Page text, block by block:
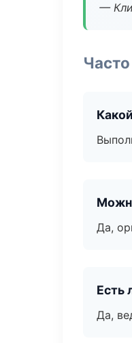
—
Да,
Есть
Да,